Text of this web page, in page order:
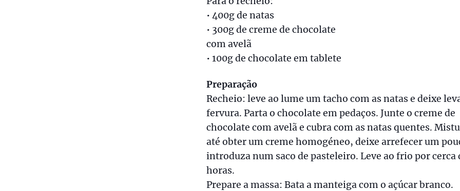
• 400g de natas
• 300g de creme de chocolate
com avelã
• 100g de chocolate em tablete
Preparação
Recheio: leve ao lume um tacho com as natas e deixe
fervura. Parta o chocolate em pedaços. Junte o creme de
chocolate com avelã e cubra com as natas quentes.
até obter um creme homogéneo, deixe arrefecer um
introduza num saco de pasteleiro. Leve ao frio por cerca
horas.
Prepare a massa: Bata a manteiga com o açúcar branco.